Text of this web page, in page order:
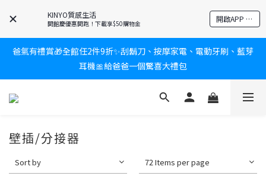
KINYO質感生活
開館慶優惠開跑！下載享$50購物金 開啟APP 享隱藏優惠
新會員送$100購物金✨再享消費回饋無極限
新會員送$100購物金✨再享消費回饋無極限
爸氣有禮賞🎁全館任2件9折✨刮鬍刀、按摩家電、電動牙刷、藍芽
耳機🎀給爸爸一個驚喜大禮包
炎熱夏日救星☀️秒凍扇登場💙半導體製冷 x 微米級冰霧，一秒開
新會員送$100購物金✨再享消費回饋無極限
壁插/分接器
Sort by 72 Items per page